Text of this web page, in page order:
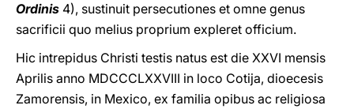
Ordinis 4), sustinuit persecutiones et omne genus
sacrificii quo melius proprium expleret officium.
Hic intrepidus Christi testis natus est die XXVI mensis
Aprilis anno MDCCCLXXVIII in loco Cotija, dioecesis
Zamorensis, in Mexico, ex familia opibus ac religiosa